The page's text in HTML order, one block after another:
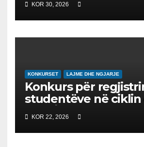
UDHËHEQ NISMËN
NDËRKOMBËTARE
EDUKIMIN DIGJITAL
KOR 30, 2026
KONKURSET LAJME DHE NGJARJE
Konkurs për
studentëve në ciklin
запишување на
на втор циклус
KOR 22, 2026